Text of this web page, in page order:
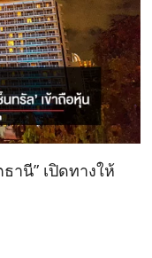
านี” เปิดทางให้